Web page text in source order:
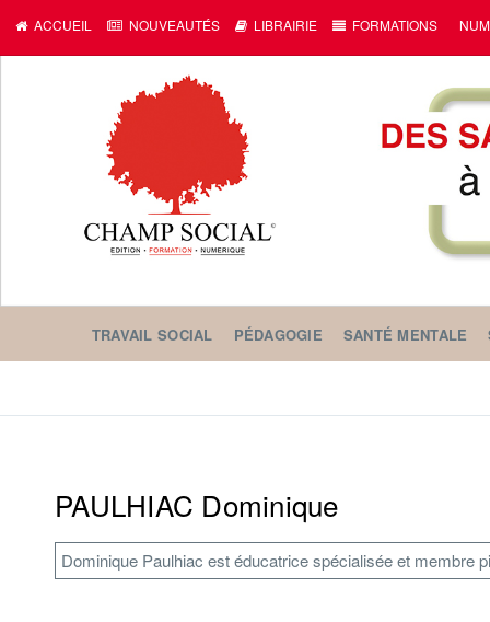
ACCUEIL NOUVEAUTÉS LIBRAIRIE FORMATIONS
TRAVAIL SOCIAL PÉDAGOGIE SANTÉ MENTALE
PAULHIAC Dominique
Dominique Paulhiac est éducatrice spécialisée et membre